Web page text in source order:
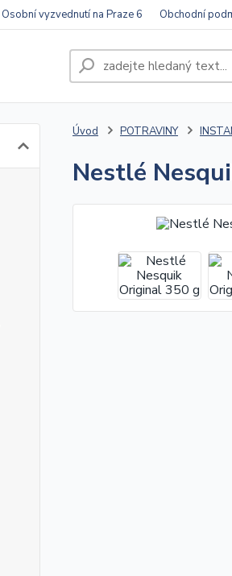
Osobní vyzvednutí na Praze 6 Obchodní
Úvod POTRAVINY
Nestlé